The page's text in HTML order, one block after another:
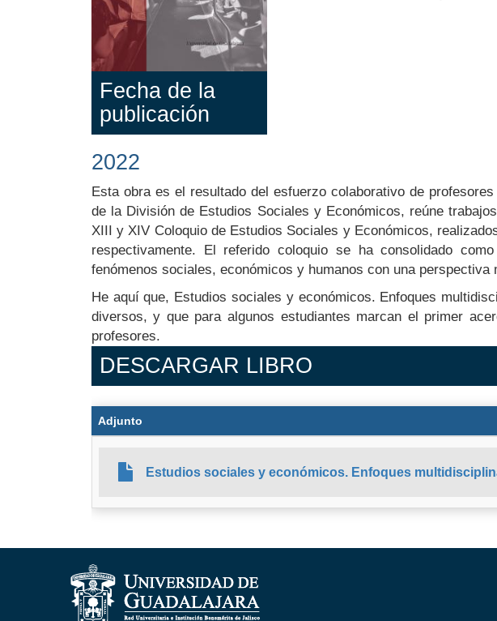
Fecha de la
publicación
2022
Body
Esta obra es el resultado del esfuerzo colaborativo de
de la División de Estudios Sociales y Económicos, reúne
XIII y XIV Coloquio de Estudios Sociales y Económicos,
respectivamente. El referido coloquio se ha consolidado
fenómenos sociales, económicos y humanos con una perspectiva
He aquí que, Estudios sociales y económicos. Enfoques
diversos, y que para algunos estudiantes marcan el primer
profesores.
DESCARGAR LIBRO
Adjunto
Estudios sociales y económicos. Enfoques